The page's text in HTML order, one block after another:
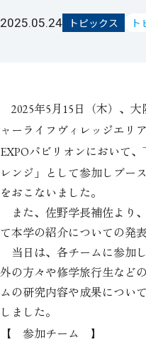
2025.05.24 トピックス ト
2025年5月 15日（木）、
ャーライフヴィレッジエリ
EXPOパビリオンにおいて、
レンジ」として参加しブー
をおこないました。
また、佐野学長補佐より
て本学の紹介についての発
当日は、各チームに参加
外の方々や修学旅行生など
ムの研究内容や成果につい
しました。
【 参加チーム 】